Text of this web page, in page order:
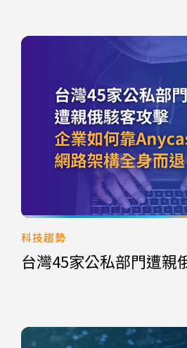
科技趨勢
台灣45家公私部門遭親